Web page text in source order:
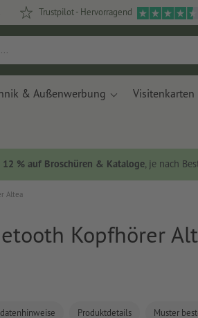
Trustpilot - Hervorragend
& Außenwerbung Visitenkarten
12 % auf Broschüren & Kataloge, je nach
Altea
Kopfhörer
Produktdetails Muster